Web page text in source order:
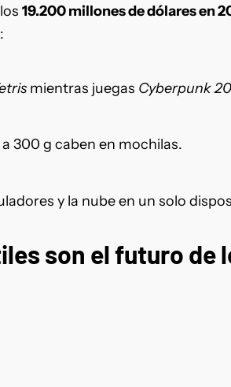
19.200 millones de dólares en
mientras juegas Cyberpunk
300 g caben en mochilas.
y la nube en un solo
son el futuro de